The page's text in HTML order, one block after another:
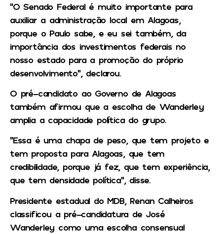
“O Senado Federal é muito importante para
auxiliar a administração local em Alagoas,
porque o Paulo sabe, e eu sei também, da
importância dos investimentos federais no
nosso estado para a promoção do próprio
desenvolvimento”, declarou.
O pré-candidato ao Governo de Alagoas
também afirmou que a escolha de Wanderley
amplia a capacidade política do grupo.
“Essa é uma chapa de peso, que tem projeto e
tem proposta para Alagoas, que tem
credibilidade, porque já fez, que tem experiência,
que tem densidade política”, disse.
Presidente estadual do MDB, Renan Calheiros
classificou a pré-candidatura de José
Wanderley como uma escolha consensual